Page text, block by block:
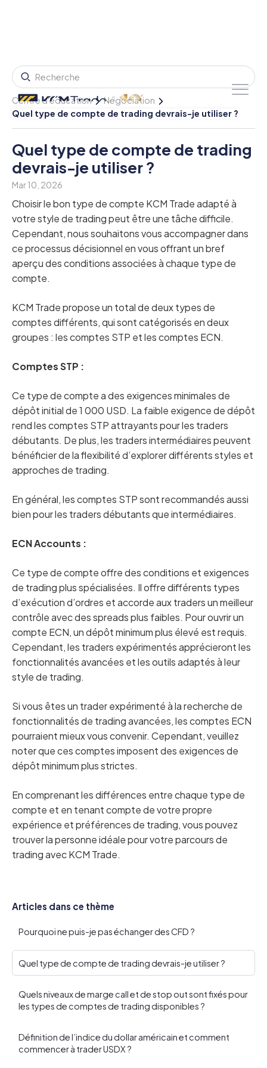
Centre d'éducation
Négociation
Quel type de compte de trading devrais-je utiliser ?
Articles dans ce thème
Pourquoi ne puis-je pas échanger des CFD ?
Quel type de compte de trading devrais-je utiliser ?
Quels niveaux de marge call et de stop out sont fixés pour
les types de comptes de trading disponibles ?
Définition de l’indice du dollar américain et comment
commencer à trader USDX ?
Quel type de compte de trading
devrais-je utiliser ?
Mar 10, 2026
Choisir le bon type de compte KCM Trade adapté à
votre style de trading peut être une tâche difficile.
Cependant, nous souhaitons vous accompagner dans
ce processus décisionnel en vous offrant un bref
aperçu des conditions associées à chaque type de
compte.
KCM Trade propose un total de deux types de
comptes différents, qui sont catégorisés en deux
groupes : les comptes STP et les comptes ECN.
Comptes STP :
Ce type de compte a des exigences minimales de
dépôt initial de 1 000 USD. La faible exigence de dépôt
rend les comptes STP attrayants pour les traders
débutants. De plus, les traders intermédiaires peuvent
bénéficier de la flexibilité d’explorer différents styles et
approches de trading.
En général, les comptes STP sont recommandés aussi
bien pour les traders débutants que intermédiaires.
ECN Accounts :
Ce type de compte offre des conditions et exigences
de trading plus spécialisées. Il offre différents types
d’exécution d’ordres et accorde aux traders un meilleur
contrôle avec des spreads plus faibles. Pour ouvrir un
compte ECN, un dépôt minimum plus élevé est requis.
Cependant, les traders expérimentés apprécieront les
fonctionnalités avancées et les outils adaptés à leur
style de trading.
Si vous êtes un trader expérimenté à la recherche de
fonctionnalités de trading avancées, les comptes ECN
pourraient mieux vous convenir. Cependant, veuillez
noter que ces comptes imposent des exigences de
dépôt minimum plus strictes.
En comprenant les différences entre chaque type de
compte et en tenant compte de votre propre
expérience et préférences de trading, vous pouvez
trouver la personne idéale pour votre parcours de
trading avec KCM Trade.